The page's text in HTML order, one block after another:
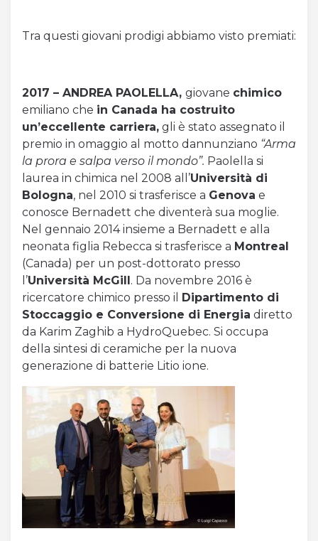
Tra questi giovani prodigi abbiamo visto premiati:
2017 – ANDREA PAOLELLA, giovane chimico
emiliano che in Canada ha costruito
un’eccellente carriera, gli è stato assegnato il
premio in omaggio al motto dannunziano “Arma
la prora e salpa verso il mondo”. Paolella si
laurea in chimica nel 2008 all’Università di
Bologna, nel 2010 si trasferisce a Genova e
conosce Bernadett che diventerà sua moglie.
Nel gennaio 2014 insieme a Bernadett e alla
neonata figlia Rebecca si trasferisce a Montreal
(Canada) per un post-dottorato presso
l’Università McGill . Da novembre 2016 è
ricercatore chimico presso il
Dipartimento di
Stoccaggio e Conversione di Energia diretto
da Karim Zaghib a HydroQuebec. Si occupa
della sintesi di ceramiche per la nuova
generazione di batterie Litio ione.